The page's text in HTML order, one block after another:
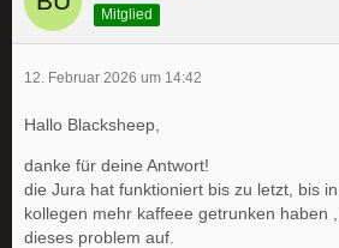
Mitglied
12. Februar 2026 um 14:42
Hallo Blacksheep,
danke für deine Antwort!
die Jura hat funktioniert bis zu letzt, bis
kollegen mehr kaffeee getrunken haben
dieses problem auf.